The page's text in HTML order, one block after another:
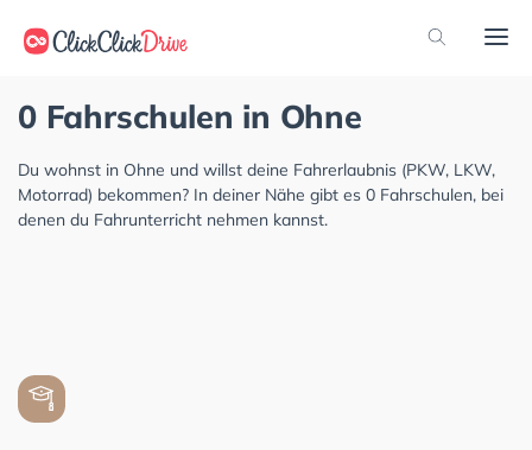
0 Fahrschulen in Ohne
Du wohnst in Ohne und willst deine Fahrerlaubnis (PKW, LKW,
Motorrad) bekommen? In deiner Nähe gibt es 0 Fahrschulen, bei
denen du Fahrunterricht nehmen kannst.